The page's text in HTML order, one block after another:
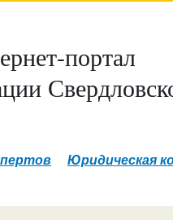
портал
Юридическая